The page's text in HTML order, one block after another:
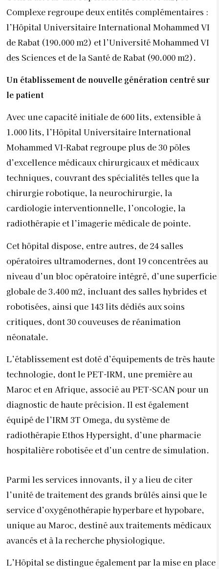
Complexe regroupe deux entités complémentaires :
l’Hôpital Universitaire International Mohammed VI
de Rabat (190.000 m2) et l’Université Mohammed VI
des Sciences et de la Santé de Rabat (90.000 m2).
Un établissement de nouvelle génération centré sur
le patient
Avec une capacité initiale de 600 lits, extensible à
1.000 lits, l’Hôpital Universitaire International
Mohammed VI-Rabat regroupe plus de 30 pôles
d’excellence médicaux chirurgicaux et médicaux
techniques, couvrant des spécialités telles que la
chirurgie robotique, la neurochirurgie, la
cardiologie interventionnelle, l’oncologie, la
radiothérapie et l’imagerie médicale de pointe.
Cet hôpital dispose, entre autres, de 24 salles
opératoires ultramodernes, dont 19 concentrées au
niveau d’un bloc opératoire intégré, d’une superficie
globale de 3.400 m2, incluant des salles hybrides et
robotisées, ainsi que 143 lits dédiés aux soins
critiques, dont 30 couveuses de réanimation
néonatale.
L’établissement est doté d’équipements de très haute
technologie, dont le PET-IRM, une première au
Maroc et en Afrique, associé au PET-SCAN pour un
diagnostic de haute précision. Il est également
équipé de l’IRM 3T Omega, du système de
radiothérapie Ethos Hypersight, d’une pharmacie
hospitalière robotisée et d’un centre de simulation.
Parmi les services innovants, il y a lieu de citer
l’unité de traitement des grands brûlés ainsi que le
service d’oxygénothérapie hyperbare et hypobare,
unique au Maroc, destiné aux traitements médicaux
avancés et à la recherche physiologique.
L’Hôpital se distingue également par la mise en place